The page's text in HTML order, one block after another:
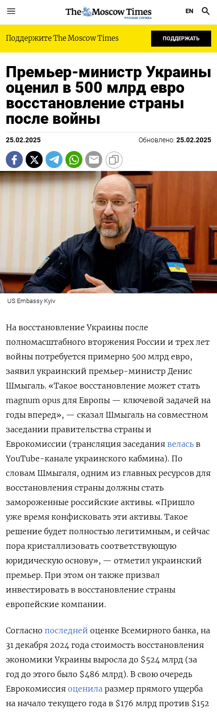
РУССКАЯ СЛУЖБА
EN
Поддержите The Moscow Times ПОДДЕРЖАТЬ
Премьер-министр Украины
оценил в 500 млрд евро
восстановление страны
после войны
25.02.2025 Обновлено: 25.02.2025
US Embassy Kyiv
На восстановление Украины после
полномасштабного вторжения России и трех лет
войны потребуется примерно 500 млрд евро,
заявил украинский премьер-министр Денис
Шмыгаль. «Такое восстановление может стать
magnum opus для Европы — ключевой задачей на
годы вперед», — сказал Шмыгаль на совместном
заседании правительства страны и
Еврокомиссии (трансляция заседания велась в
YouTube-канале украинского кабмина). По
словам Шмыгаля, одним из главных ресурсов для
восстановления страны должны стать
замороженные российские активы. «Пришло
уже время конфисковать эти активы. Такое
решение будет полностью легитимным, и сейчас
пора кристаллизовать соответствующую
юридическую основу», — отметил украинский
премьер. При этом он также призвал
инвестировать в восстановление страны
европейские компании.
Согласно последней оценке Всемирного банка, на
31 декабря 2024 года стоимость восстановления
экономики Украины выросла до $524 млрд (за
год до этого было $486 млрд). В свою очередь
Еврокомиссия оценила размер прямого ущерба
на начало текущего года в $176 млрд против $152